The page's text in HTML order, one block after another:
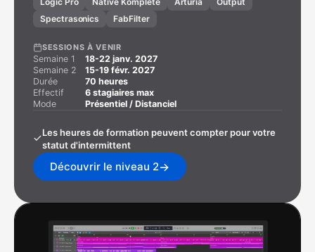
Spectrasonics
FabFilter
SESSIONS À VENIR
Semaine 1
18-22 janv. 2027
Semaine 2
15-19 févr. 2027
Durée
70 heures
Effectif
6 stagiaires max
Mode
Présentiel / Distanciel
Les heures de formation peuvent compter pour votre
statut d'intermittent
Découvrir le niveau 2→